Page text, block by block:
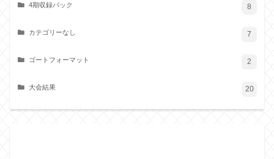
4期収録パック 8
カテゴリーなし 7
ゴートフォーマット 2
大会結果 20